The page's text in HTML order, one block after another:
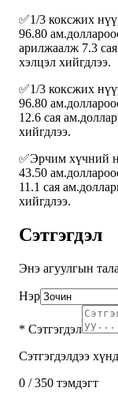
✅1/3 коксжих
96.80
арилжаалж 7.3
хэлцэл хийгдлээ.
✅1/3 коксжих
96.80
12.6 сая
хийгдлээ.
✅Эрчим хүчний
43.50
11.1 сая
хийгдлээ.
Сэтгэгдэл
Энэ агуулгын
Нэр
* Сэтгэгдэл
Сэтгэгдэлдээ
0 /350 тэмдэгт